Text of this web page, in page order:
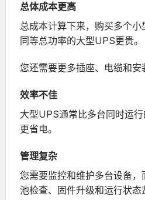
总体成本更高
总成本计算下来，购买多个
同等总功率的大型UPS更贵。
您还需要更多插座、电缆和安
效率不佳
大型UPS通常比多台同时运行
更省电。
管理复杂
您需要监控和维护多台设备
池检查、固件升级和运行状态